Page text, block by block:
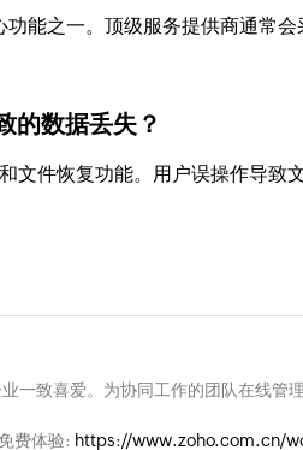
能之一。顶级服务提供商通常
的数据丢失？
文件恢复功能。用户误操作导致
一致喜爱。为协同工作的团队在线管理
费体验: https://www.zoho.com.cn/